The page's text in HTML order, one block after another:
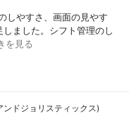
しやすさ、画面の見やす
ました。シフト管理のし
を見る
ドジョリスティックス)